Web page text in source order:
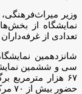
وزیر
نمایشگاه از
تعدادی از
شانزدهمین
حضور بیش از ۷۰ مرکز دارای مجوز گردشگری سلامت برگزار می‌شود.